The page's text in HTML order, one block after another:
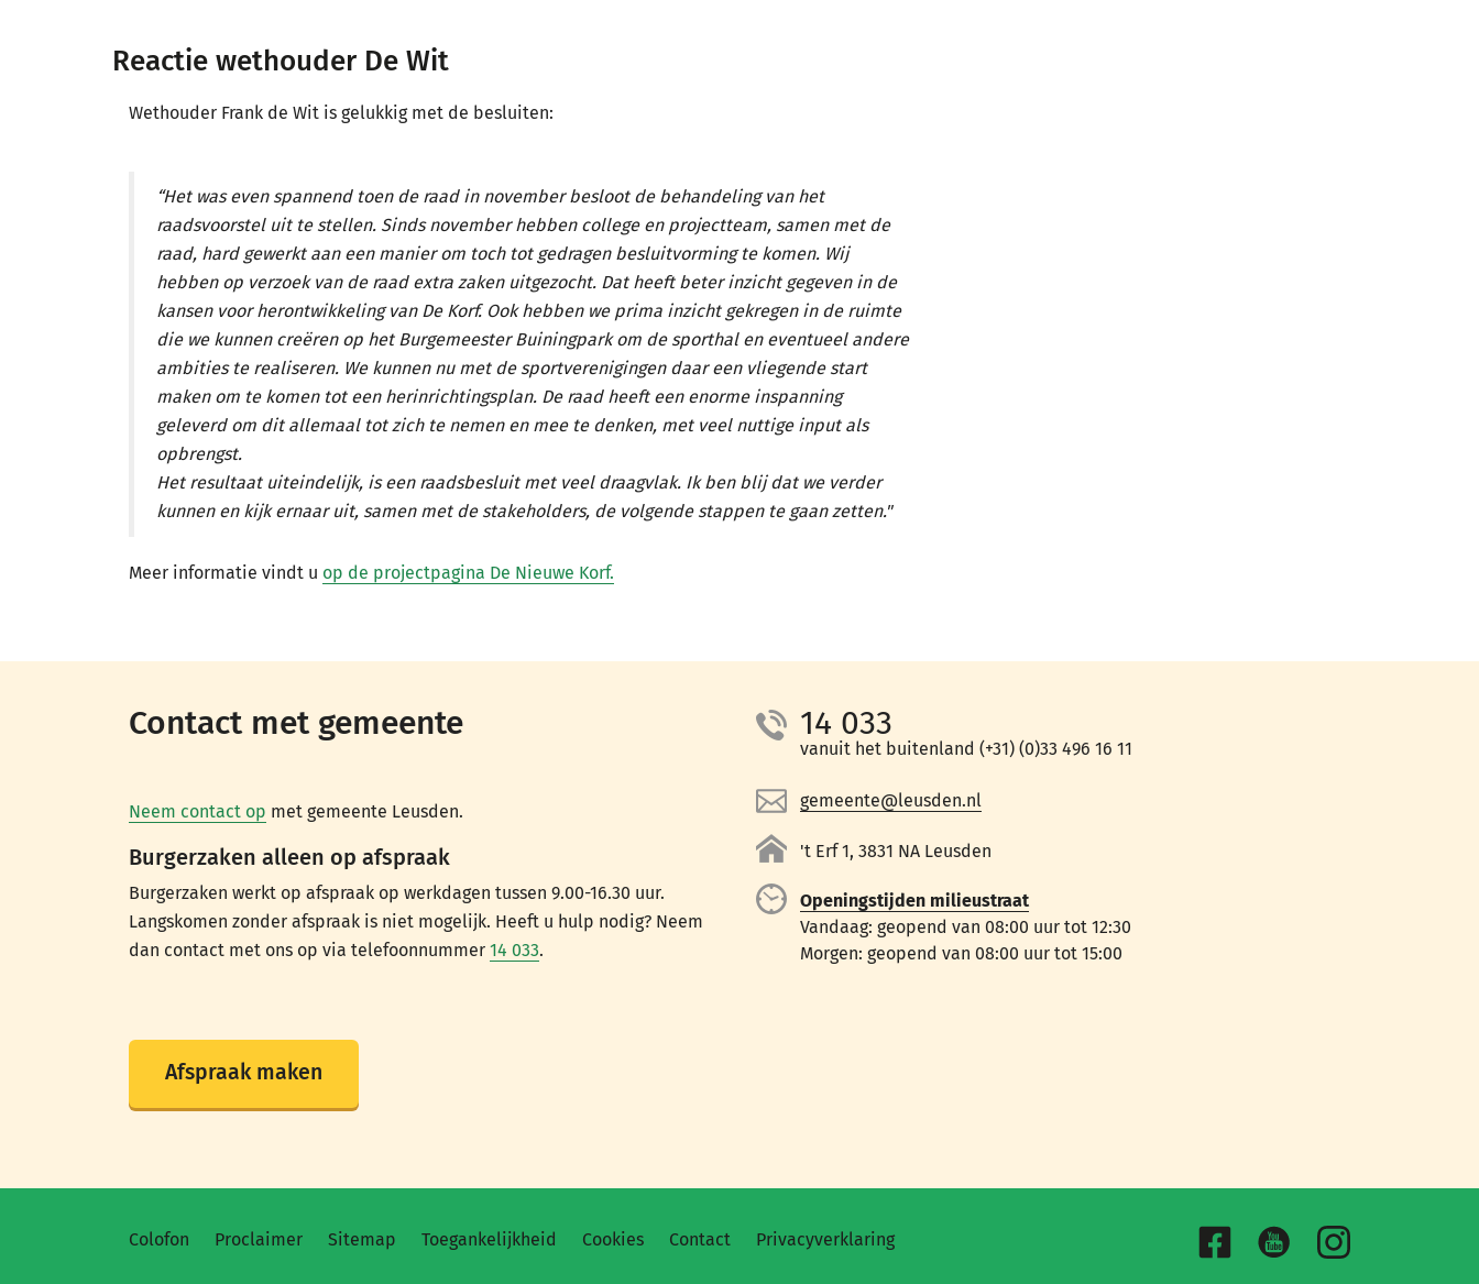
Reactie wethouder De Wit
Wethouder Frank de Wit is gelukkig met de besluiten:
“Het was even spannend toen de raad in november besloot de behandeling van het
raadsvoorstel uit te stellen. Sinds november hebben college en projectteam, samen met de
raad, hard gewerkt aan een manier om toch tot gedragen besluitvorming te komen. Wij
hebben op verzoek van de raad extra zaken uitgezocht. Dat heeft beter inzicht gegeven in de
kansen voor herontwikkeling van De Korf. Ook hebben we prima inzicht gekregen in de ruimte
die we kunnen creëren op het Burgemeester Buiningpark om de sporthal en eventueel andere
ambities te realiseren. We kunnen nu met de sportverenigingen daar een vliegende start
maken om te komen tot een herinrichtingsplan. De raad heeft een enorme inspanning
geleverd om dit allemaal tot zich te nemen en mee te denken, met veel nuttige input als
opbrengst.
Het resultaat uiteindelijk, is een raadsbesluit met veel draagvlak. Ik ben blij dat we verder
kunnen en kijk ernaar uit, samen met de stakeholders, de volgende stappen te gaan zetten."
Meer informatie vindt u op de projectpagina De Nieuwe Korf.
Contact met gemeente
Neem contact op met gemeente Leusden.
Burgerzaken alleen op afspraak
Burgerzaken werkt op afspraak op werkdagen tussen 9.00-16.30 uur.
Langskomen zonder afspraak is niet mogelijk. Heeft u hulp nodig? Neem
dan contact met ons op via telefoonnummer 14 033.
Afspraak maken
14 033
vanuit het buitenland (+31) (0)33 496 16 11
gemeente@leusden.nl
't Erf 1, 3831 NA Leusden
Openingstijden milieustraat
Vandaag: geopend van 08:00 uur tot 12:30
Morgen: geopend van 08:00 uur tot 15:00
Colofon Proclaimer Sitemap Toegankelijkheid Cookies Contact Privacyverklaring